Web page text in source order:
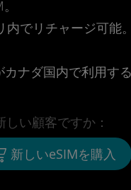
でリチャージ可能。
ナダ国内で利用す
しい顧客ですか：
新しいeSIMを購入